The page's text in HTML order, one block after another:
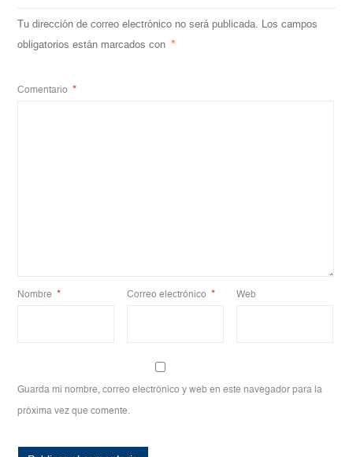
Tu dirección de correo electrónico no será publicada. Los campos
obligatorios están marcados con *
Comentario *
Nombre * Correo electrónico * Web
Guarda mi nombre, correo electrónico y web en este navegador para la
próxima vez que comente.